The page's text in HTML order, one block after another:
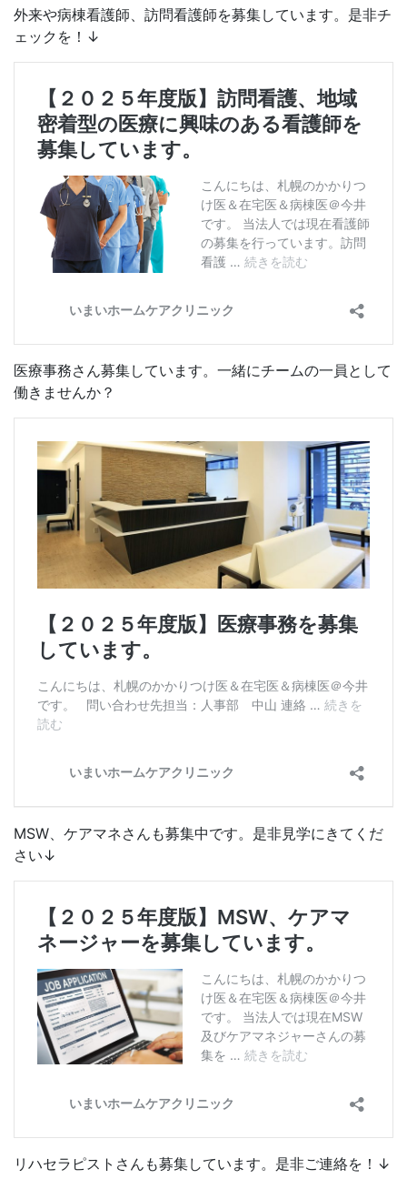
外来や病棟看護師、訪問看護師を募集しています。是非チ
ェックを！↓
医療事務さん募集しています。一緒にチームの一員として
働きませんか？
MSW、ケアマネさんも募集中です。是非見学にきてくだ
さい↓
リハセラピストさんも募集しています。是非ご連絡を！↓